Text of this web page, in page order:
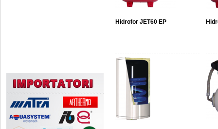
Hidrofor JET60 EP